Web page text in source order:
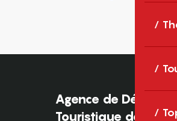
Agence de
Touristique des